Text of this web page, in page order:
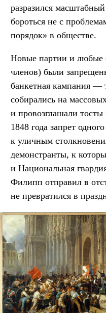
разразился
бороться не с
порядок» в обществе.
Новые партии и любые
членов) были
банкетная кампания —
собирались на
и провозглашали
1848 года запрет
к уличным
демонстранты, к
и Национальная
Филипп отправил в
не превратился в